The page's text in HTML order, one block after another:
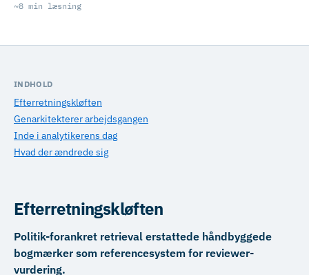
~8 min læsning
INDHOLD
Efterretningskløften
Genarkitekterer arbejdsgangen
Inde i analytikerens dag
Hvad der ændrede sig
Efterretningskløften
Politik-forankret retrieval erstattede håndbyggede
bogmærker som referencesystem for reviewer-
vurdering.